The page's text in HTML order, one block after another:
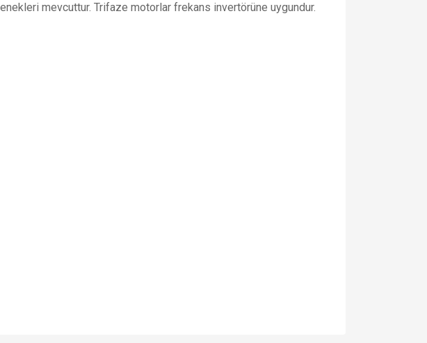
mevcuttur. Trifaze motorlar frekans invertörüne uygundur.